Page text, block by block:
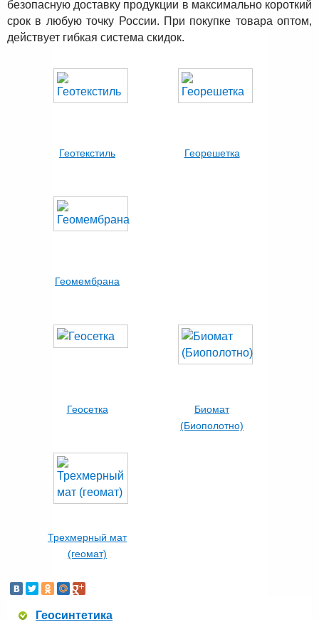
безопасную доставку продукции в максимально короткий
срок в любую точку России. При покупке товара оптом,
действует гибкая система скидок.
Геотекстиль Георешетка
Геомембрана
Геосетка
Биомат
(Биополотно)
Трехмерный мат
(геомат)
Геосинтетика